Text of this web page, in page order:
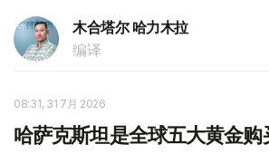
木合塔尔 哈力木拉
编译
08:31, 31 7月 2026
哈萨克斯坦是全球五大黄金购